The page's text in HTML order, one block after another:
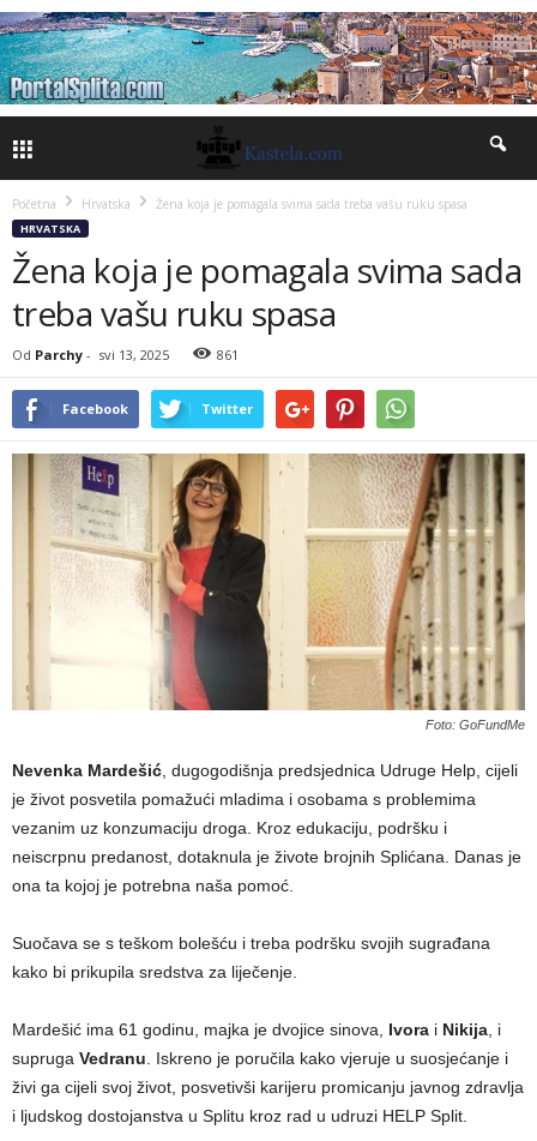
Početna Hrvatska Žena koja je pomagala svima sada treba vašu ruku spasa
HRVATSKA
Žena koja je pomagala svima sada
treba vašu ruku spasa
Od Parchy - svi 13, 2025 861
Facebook Twitter
Foto: GoFundMe
Nevenka Mardešić , dugogodišnja predsjednica Udruge Help, cijeli
je život posvetila pomažući mladima i osobama s problemima
vezanim uz konzumaciju droga. Kroz edukaciju, podršku i
neiscrpnu predanost, dotaknula je živote brojnih Splićana. Danas je
ona ta kojoj je potrebna naša pomoć.
Suočava se s teškom bolešću i treba podršku svojih sugrađana
kako bi prikupila sredstva za liječenje.
Mardešić ima 61 godinu, majka je dvojice sinova, Ivora i Nikija , i
supruga Vedranu . Iskreno je poručila kako vjeruje u suosjećanje i
živi ga cijeli svoj život, posvetivši karijeru promicanju javnog zdravlja
i ljudskog dostojanstva u Splitu kroz rad u udruzi HELP Split.